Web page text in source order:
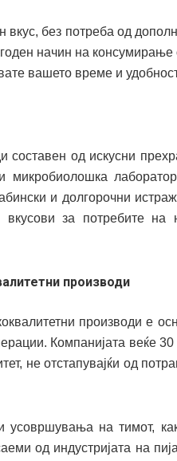
без потреба од
начин на
вашето време и
составен од искусни
микробиолошка
и долгорочни
за потребите на
производи
производи е
Компанијата веќе 30
не отстапувајќи од
усовршувања на тимот,
од индустријата на